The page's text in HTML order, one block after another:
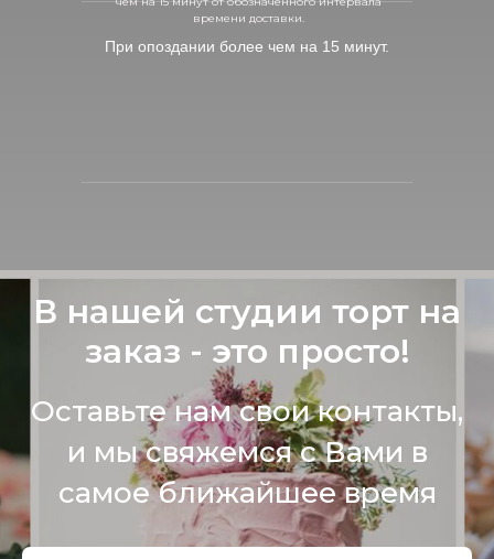
При опоздании более чем на 15 минут.
времени доставки.
В нашей студии торт на
заказ - это просто!
Оставьте нам свои контакты,
и мы свяжемся с Вами в
самое ближайшее время